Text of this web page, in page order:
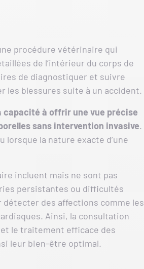
procédure vétérinaire qui
de l’intérieur du corps de
de diagnostiquer et suivre
les blessures suite à un accident.
capacité à offrir une vue précise
sans intervention invasive.
lorsque la nature exacte d’une
incluent mais ne sont pas
persistantes ou difficultés
des affections comme les
Ainsi, la consultation
et le traitement efficace des
leur bien-être optimal.